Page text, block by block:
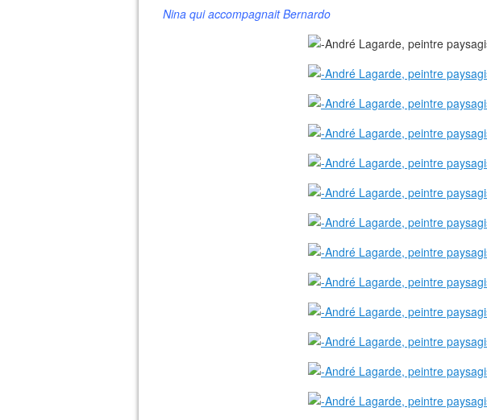
Nina qui accompagnait Bernardo